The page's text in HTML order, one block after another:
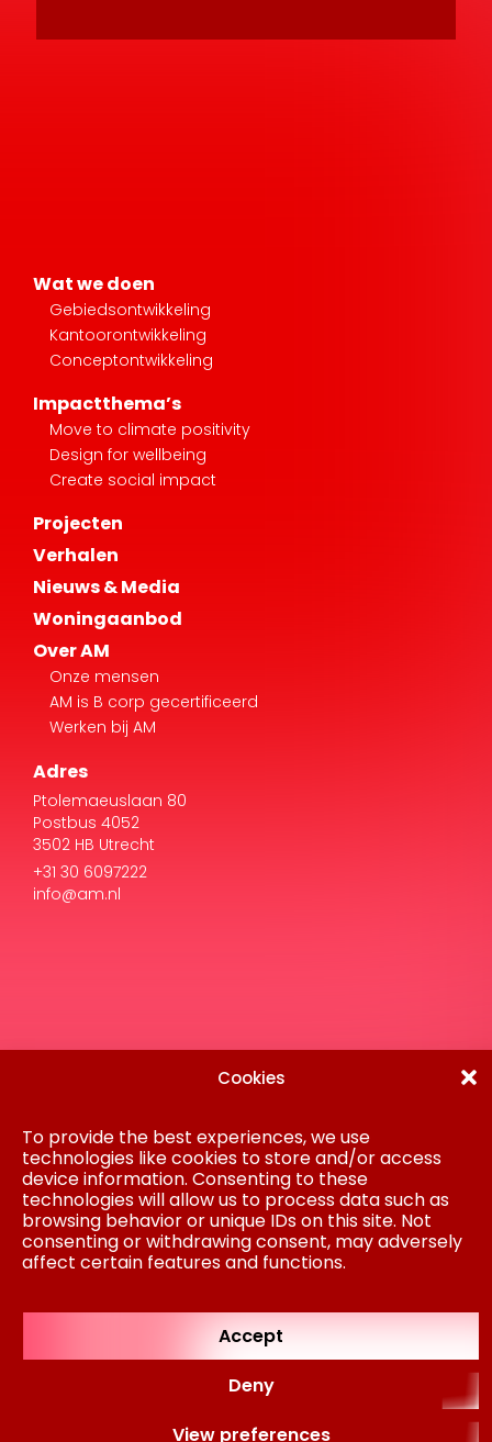
Cookies
To provide the best experiences, we use
technologies like cookies to store and/or access
device information. Consenting to these
technologies will allow us to process data such as
browsing behavior or unique IDs on this site. Not
consenting or withdrawing consent, may adversely
affect certain features and functions.
Accept
Deny
View preferences
Conceptontwikkeling
Impactthema’s
Move to climate positivity
Create social impact
Projecten
Verhalen
Nieuws & Media
Woningaanbod
Over AM
Onze mensen
AM is B corp gecertificeerd
Werken bij AM
Adres
Ptolemaeuslaan 80
3502 HB Utrecht
+31 30 6097222
info@am.nl
Privacy Statement
AM is onderdeel van Koninklijke BAM Groep
NV © AM 2024
Regulated byRICS